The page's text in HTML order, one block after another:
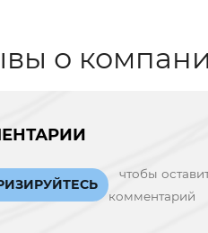
о
чтобы
комментарий